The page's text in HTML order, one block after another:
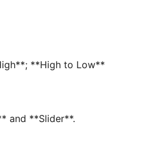
**High to Low**
and **Slider**.